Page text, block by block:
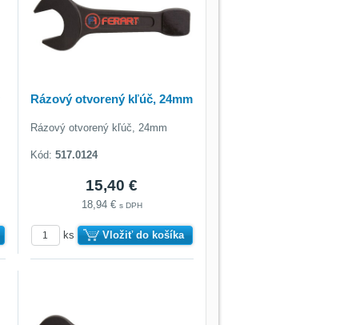
Rázový otvorený kľúč, 24mm
Rázový otvorený kľúč, 24mm
Kód: 517.0124
15,40 €
18,94 € s DPH
ks Vložiť do košíka